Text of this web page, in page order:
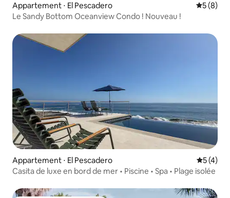
Appartement ⋅ El Pescadero
5 (8)
Le Sandy Bottom Oceanview Condo ! Nouveau !
Appartement ⋅ El Pescadero
5 (4)
Casita de luxe en bord de mer • Piscine • Spa • Plage isolée